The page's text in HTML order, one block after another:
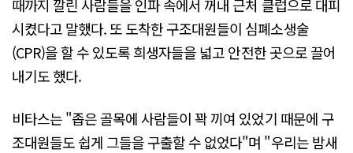
때까지 깔린 사람들을 인파 속에서 꺼내 근처 클럽으로 대피
시켰다고 말했다. 또 도착한 구조대원들이 심폐소생술
(CPR)을 할 수 있도록 희생자들을 넓고 안전한 곳으로 끌어
내기도 했다.
비타스는 "좁은 골목에 사람들이 꽉 끼여 있었기 때문에 구
조대원들도 쉽게 그들을 구출할 수 없었다"며 "우리는 밤새